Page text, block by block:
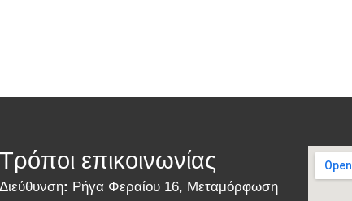
Τρόποι επικοινωνίας
Διεύθυνση: Ρήγα Φεραίου 16, Μεταμόρφωση